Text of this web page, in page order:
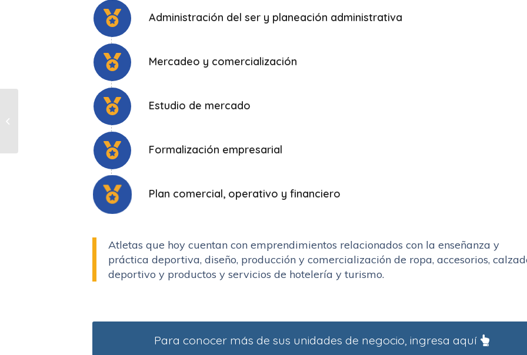
Administración del ser y planeación administrativa
Mercadeo y comercialización
Estudio de mercado
Formalización empresarial
Plan comercial, operativo y financiero
Atletas que hoy cuentan con emprendimientos relacionados con la enseñanza y
práctica deportiva, diseño, producción y comercialización de ropa, accesorios,
deportivo y productos y servicios de hotelería y turismo.
Para conocer más de sus unidades de negocio, ingresa aquí